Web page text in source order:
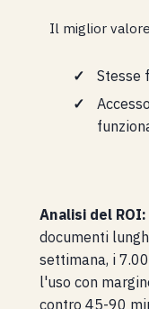
Il miglior
Stesse
Analisi del ROI:
documenti
settimana, i
l'uso con
contro 45-90